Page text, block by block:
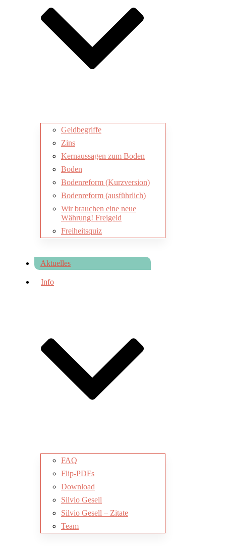
Geldbegriffe
Zins
Kernaussagen zum Boden
Boden
Bodenreform (Kurzversion)
Bodenreform (ausführlich)
Wir brauchen eine neue
Währung! Freigeld
Freiheitsquiz
Aktuelles
Info
FAQ
Flip-PDFs
Download
Silvio Gesell
Silvio Gesell – Zitate
Team